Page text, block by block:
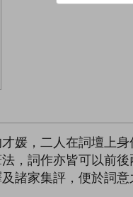
媛，二人在詞壇上
，詞作亦皆可以前
諸家集評，便於詞